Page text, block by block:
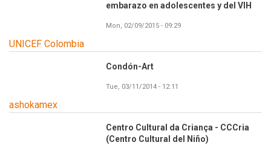
embarazo en adolescentes y del VIH
Mon, 02/09/2015 - 09:29
UNICEF Colombia
Condón-Art
Tue, 03/11/2014 - 12:11
ashokamex
Centro Cultural da Criança - CCCria
(Centro Cultural del Niño)